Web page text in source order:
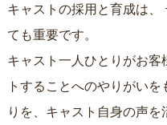
キャストの採用と育成は、
ても重要です。
キャスト一人ひとりがお
トすることへのやりがいを
りを、キャスト自身の声を